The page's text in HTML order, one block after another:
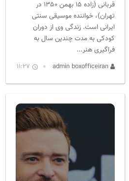
قربانی (زاده ۱۵ بهمن ۱۳۵۰ در
تهران)، خواننده موسیقی سنتی
ایرانی است. زندگی وی از دوران
کودکی به مدت چندین سال به
فراگیری هنر...
admin boxofficeiran
11:27